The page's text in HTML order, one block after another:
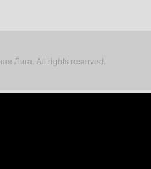
Лига. All rights reserved.